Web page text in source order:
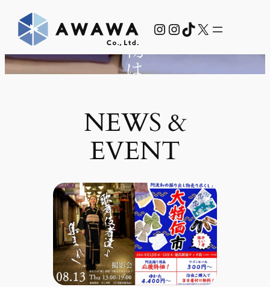
ス
キ
Instagram
Instagram
TikTok
X
NEWS &
EVENT